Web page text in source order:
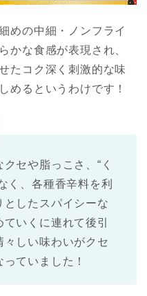
めの中細・ノンフライ
かな食感が表現され、
たコク深く刺激的な味
めるというわけです！
セや脂っこさ、“く
く、各種香辛料を利
したスパイシーな
いくに連れて後引
々しい味わいがクセ
ていました！